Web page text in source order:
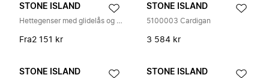
STONE ISLAND
Hettegenser med glidelås og kompassmerke
Fra2 151 kr
STONE ISLAND
5100003 Cardigan
3 584 kr
STONE ISLAND STONE ISLAND